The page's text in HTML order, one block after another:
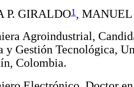
P. GIRALDO1, MANUEL
Agroindustrial,
y Gestión Tecnológica,
Colombia.